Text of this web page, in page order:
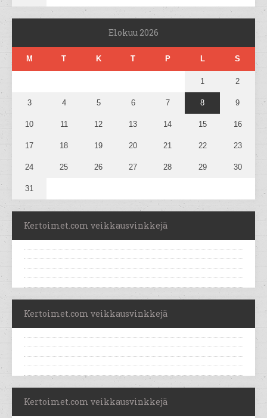
Elokuu 2026
M T K T P L S
1 2
3 4 5 6 7 8 9
10 11 12 13 14 15 16
17 18 19 20 21 22 23
24 25 26 27 28 29 30
31
Kertoimet.com veikkausvinkkejä
Kertoimet.com veikkausvinkkejä
Kertoimet.com veikkausvinkkejä